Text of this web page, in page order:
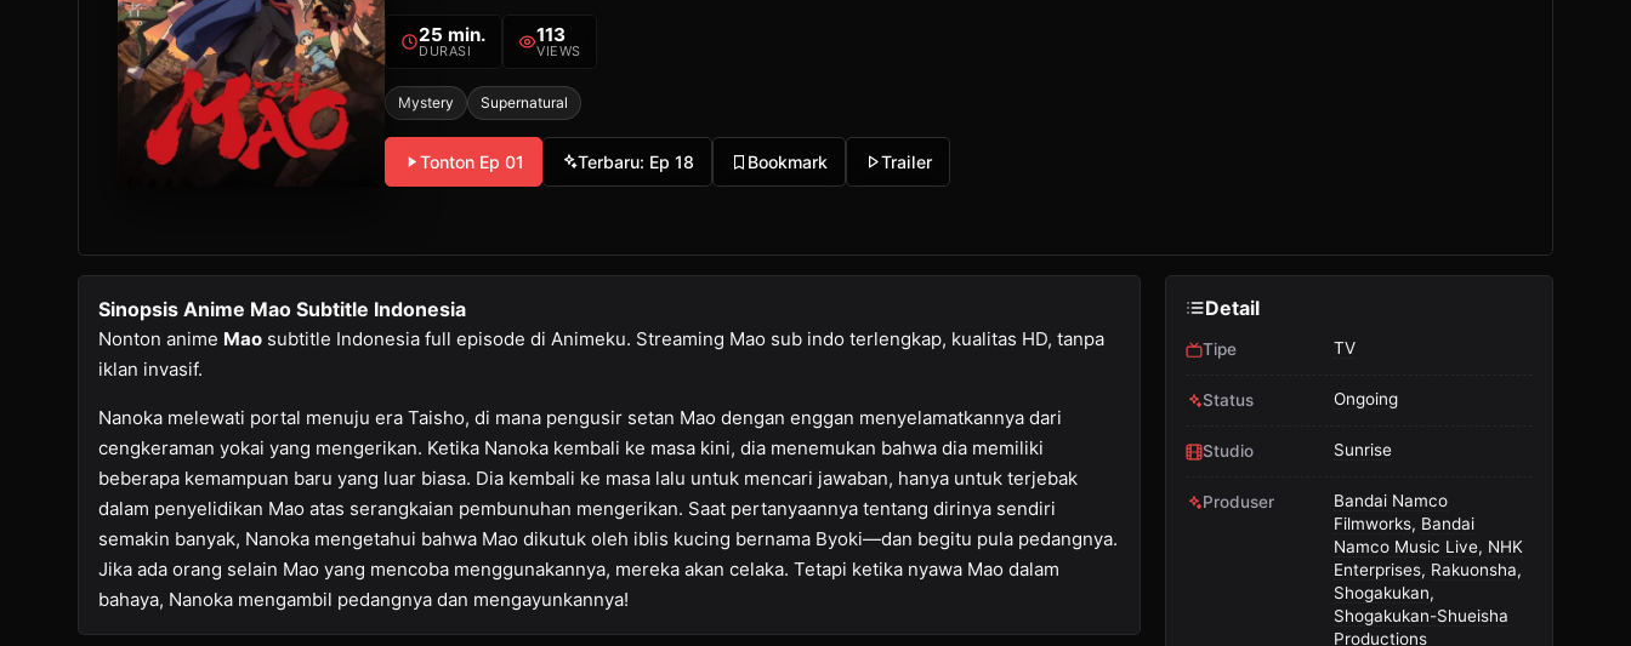
25 min.
DURASI
113
VIEWS
Mystery Supernatural
Tonton Ep 01 Terbaru: Ep 18 Bookmark Trailer
Sinopsis Anime Mao Subtitle Indonesia
Nonton anime Mao subtitle Indonesia full episode di Animeku. Streaming Mao sub indo terlengkap, kualitas HD, tanpa
iklan invasif.
Nanoka melewati portal menuju era Taisho, di mana pengusir setan Mao dengan enggan menyelamatkannya dari
cengkeraman yokai yang mengerikan. Ketika Nanoka kembali ke masa kini, dia menemukan bahwa dia memiliki
beberapa kemampuan baru yang luar biasa. Dia kembali ke masa lalu untuk mencari jawaban, hanya untuk terjebak
dalam penyelidikan Mao atas serangkaian pembunuhan mengerikan. Saat pertanyaannya tentang dirinya sendiri
semakin banyak, Nanoka mengetahui bahwa Mao dikutuk oleh iblis kucing bernama Byoki—dan begitu pula pedangnya.
Jika ada orang selain Mao yang mencoba menggunakannya, mereka akan celaka. Tetapi ketika nyawa Mao dalam
bahaya, Nanoka mengambil pedangnya dan mengayunkannya!
Detail
Tipe TV
Status Ongoing
Studio Sunrise
Produser
Bandai Namco
Filmworks, Bandai
Namco Music Live, NHK
Enterprises, Rakuonsha,
Shogakukan,
Shogakukan-Shueisha
Productions